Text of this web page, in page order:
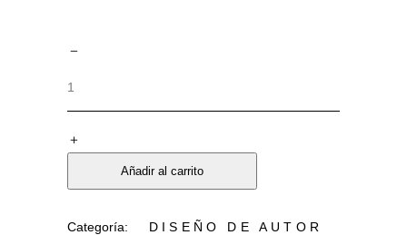
Añadir al carrito
Categoría: DISEÑO DE AUTOR